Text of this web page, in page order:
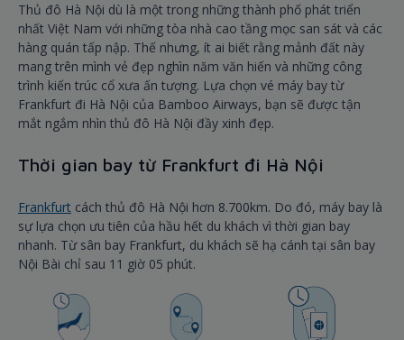
Thủ đô Hà Nội dù là một trong những thành phố phát triển
nhất Việt Nam với những tòa nhà cao tầng mọc san sát và các
hàng quán tấp nập. Thế nhưng, ít ai biết rằng mảnh đất này
mang trên mình vẻ đẹp nghìn năm văn hiến và những công
trình kiến trúc cổ xưa ấn tượng. Lựa chọn vé máy bay từ
Frankfurt đi Hà Nội của Bamboo Airways, bạn sẽ được tận
mắt ngắm nhìn thủ đô Hà Nội đầy xinh đẹp.
Thời gian bay từ Frankfurt đi Hà Nội
Frankfurt cách thủ đô Hà Nội hơn 8.700km. Do đó, máy bay là
sự lựa chọn ưu tiên của hầu hết du khách vì thời gian bay
nhanh. Từ sân bay Frankfurt, du khách sẽ hạ cánh tại sân bay
Nội Bài chỉ sau 11 giờ 05 phút.